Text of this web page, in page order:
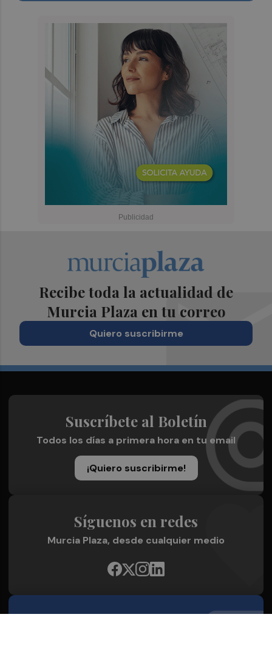
Recibe toda la actualidad de
Murcia Plaza en tu correo
Quiero suscribirme
Suscríbete al Boletín
Todos los días a primera hora en tu email
¡Quiero suscribirme!
Síguenos en redes
Murcia Plaza, desde cualquier medio